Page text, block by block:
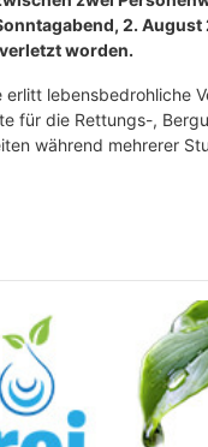
2. August
worden.
erlitt lebensbedrohliche
für die Rettungs-,
während mehrerer